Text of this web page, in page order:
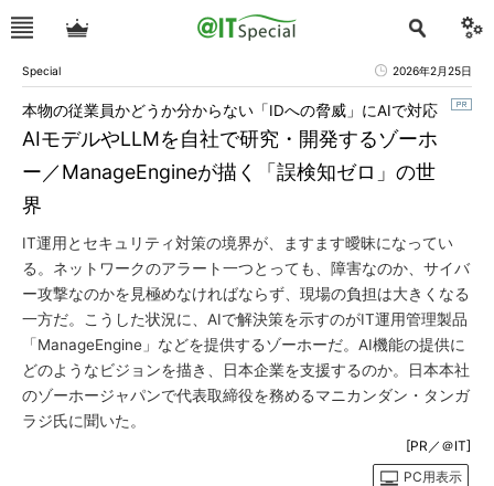
Special 2026年2月25日
AIモデルやLLMを自社で研究・開発するゾーホ
ー／ManageEngineが描く「誤検知ゼロ」の世
界
本物の従業員かどうか分からない「IDへの脅威」にAIで対応
IT運用とセキュリティ対策の境界が、ますます曖昧になってい
る。ネットワークのアラート一つとっても、障害なのか、サイバ
ー攻撃なのかを見極めなければならず、現場の負担は大きくなる
一方だ。こうした状況に、AIで解決策を示すのがIT運用管理製品
「ManageEngine」などを提供するゾーホーだ。AI機能の提供に
どのようなビジョンを描き、日本企業を支援するのか。日本本社
のゾーホージャパンで代表取締役を務めるマニカンダン・タンガ
ラジ氏に聞いた。
[PR／＠IT]
PC用表示